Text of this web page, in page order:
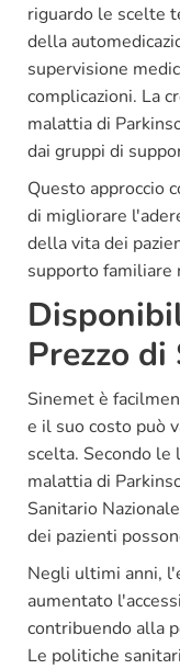
riguardo le scelte
della
supervisione
complicazioni. La
malattia di
dai gruppi di
Questo approccio
di migliorare
della vita dei
supporto familiare
Prezzo
Sinemet è
e il suo costo può
scelta. Secondo
malattia di
Sanitario
dei pazienti
Negli ultimi anni,
aumentato
contribuendo alla
Le politiche